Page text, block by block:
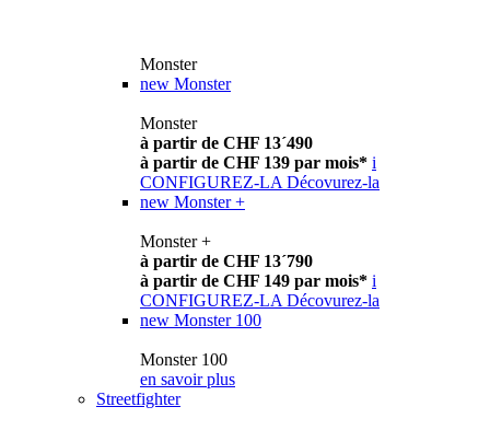
Monster
new Monster
Monster
à partir de CHF 13´490
à partir de CHF 139 par mois* i
CONFIGUREZ-LA Décovurez-la
new Monster +
Monster +
à partir de CHF 13´790
à partir de CHF 149 par mois* i
CONFIGUREZ-LA Décovurez-la
new Monster 100
Monster 100
en savoir plus
Streetfighter